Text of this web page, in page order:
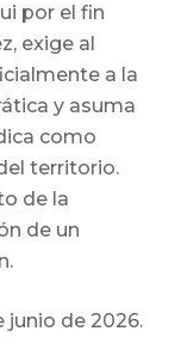
por el fin
exige al
a la
y asuma
como
territorio.
de la
de un
junio de 2026.